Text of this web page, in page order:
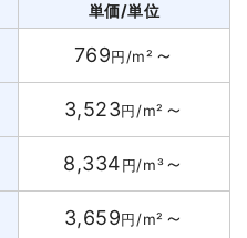
単価/単位
769円/m² ～
3,523円/m² ～
8,334円/m³～
3,659円/m² ～